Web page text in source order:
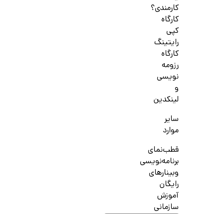
کارمندی؟
کارگاه
کپی
رایتینگ
کارگاه
رزومه
نویسی
و
لینکدین
سایر
موارد
قطب‌نمای
برنامه‌نویسی
وبینارهای
رایگان
آموزش
سازمانی